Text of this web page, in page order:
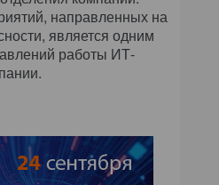
направленных на
является одним
работы ИТ-